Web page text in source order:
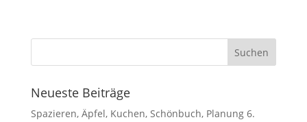
Neueste Beiträge
Spazieren, Äpfel, Kuchen, Schönbuch, Planung 6.